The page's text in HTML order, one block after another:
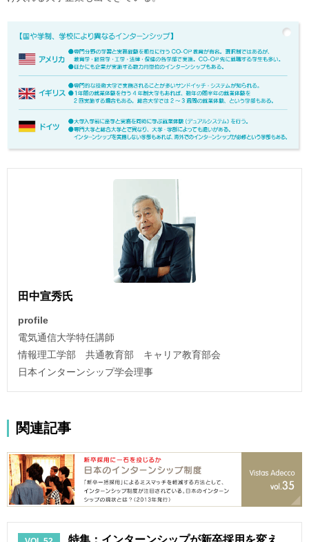
田中宣秀氏
profile
電気通信大学特任講師
情報理工学部 共通教育部 キャリア教育部会
日本インターンシップ学会理事
関連記事
特集：インターンシップが新卒採用を変え